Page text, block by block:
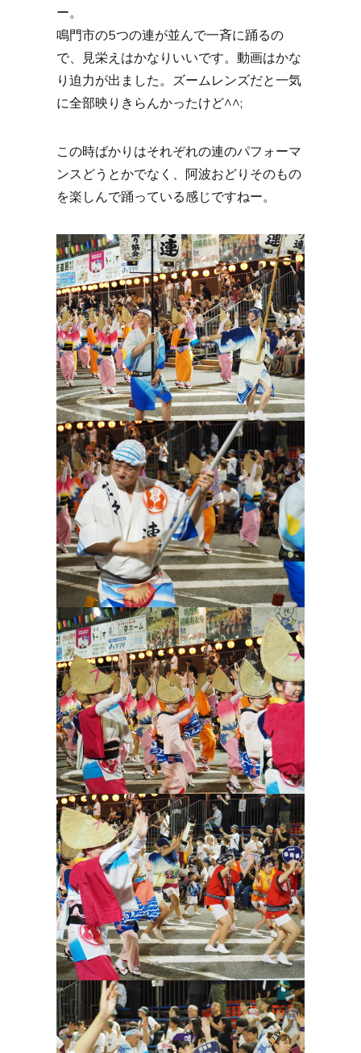
ー。
鳴門市の5つの連が並んで一斉に踊るの
で、見栄えはかなりいいです。動画はかな
り迫力が出ました。ズームレンズだと一気
に全部映りきらんかったけど^^;
この時ばかりはそれぞれの連のパフォーマ
ンスどうとかでなく、阿波おどりそのもの
を楽しんで踊っている感じですねー。